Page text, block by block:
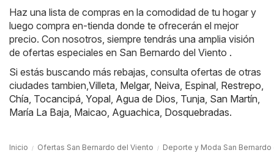
Haz una lista de compras en la comodidad de tu hogar y
luego compra en-tienda donde te ofrecerán el mejor
precio. Con nosotros, siempre tendrás una amplia visión
de ofertas especiales en San Bernardo del Viento .
Si estás buscando más rebajas, consulta ofertas de otras
ciudades tambien,Villeta, Melgar, Neiva, Espinal, Restrepo,
Chía, Tocancipá, Yopal, Agua de Dios, Tunja, San Martín,
María La Baja, Maicao, Aguachica, Dosquebradas.
Inicio Ofertas San Bernardo del Viento Deporte y Moda San